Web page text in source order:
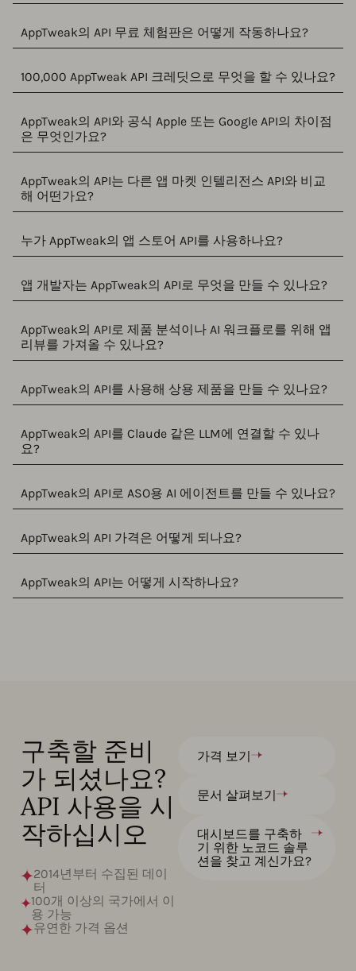
AppTweak의 API 무료 체험판은 어떻게 작동하나요?
100,000 AppTweak API 크레딧으로 무엇을 할 수 있나요?
AppTweak의 API와 공식 Apple 또는 Google API의 차이점
은 무엇인가요?
AppTweak의 API는 다른 앱 마켓 인텔리전스 API와 비교
해 어떤가요?
누가 AppTweak의 앱 스토어 API를 사용하나요?
앱 개발자는 AppTweak의 API로 무엇을 만들 수 있나요?
AppTweak의 API로 제품 분석이나 AI 워크플로를 위해 앱
리뷰를 가져올 수 있나요?
AppTweak의 API를 사용해 상용 제품을 만들 수 있나요?
AppTweak의 API를 Claude 같은 LLM에 연결할 수 있나
요?
AppTweak의 API로 ASO용 AI 에이전트를 만들 수 있나요?
AppTweak의 API 가격은 어떻게 되나요?
AppTweak의 API는 어떻게 시작하나요?
가격 보기
문서 살펴보기
대시보드를 구축하
기 위한 노코드 솔루
션을 찾고 계신가요?
구축할 준비
가 되셨나요?
API 사용을 시
작하십시오
2014년부터 수집된 데이
터
100개 이상의 국가에서 이
용 가능
유연한 가격 옵션